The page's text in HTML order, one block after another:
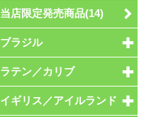
当店限定発売商品(14)
ブラジル
ラテン／カリブ
イギリス／アイルランド